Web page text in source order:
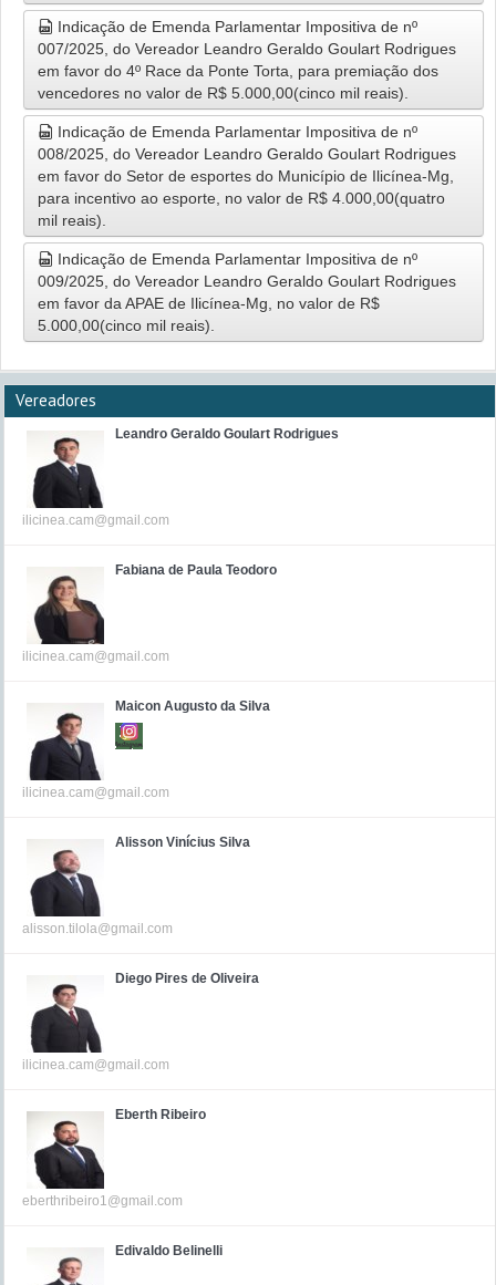
Indicação de Emenda Parlamentar Impositiva de nº
007/2025, do Vereador Leandro Geraldo Goulart Rodrigues
em favor do 4º Race da Ponte Torta, para premiação dos
vencedores no valor de R$ 5.000,00(cinco mil reais).
Indicação de Emenda Parlamentar Impositiva de nº
008/2025, do Vereador Leandro Geraldo Goulart Rodrigues
em favor do Setor de esportes do Município de Ilicínea-Mg,
para incentivo ao esporte, no valor de R$ 4.000,00(quatro
mil reais).
Indicação de Emenda Parlamentar Impositiva de nº
009/2025, do Vereador Leandro Geraldo Goulart Rodrigues
em favor da APAE de Ilicínea-Mg, no valor de R$
5.000,00(cinco mil reais).
Vereadores
Leandro Geraldo Goulart Rodrigues
ilicinea.cam@gmail.com
Fabiana de Paula Teodoro
ilicinea.cam@gmail.com
Maicon Augusto da Silva
ilicinea.cam@gmail.com
Alisson Vinícius Silva
alisson.tilola@gmail.com
Diego Pires de Oliveira
ilicinea.cam@gmail.com
Eberth Ribeiro
eberthribeiro1@gmail.com
Edivaldo Belinelli